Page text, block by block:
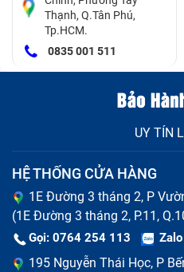
Thạnh, Q.Tân Phú,
Tp.HCM.
0835 001 511
UY TÍN
HỆ THỐNG CỬA HÀNG
1E Đường 3 tháng 2, P
(1E Đường 3 tháng 2, P.11,
Gọi: 0764 254 113 Zalo
195 Nguyễn Thái Học, P